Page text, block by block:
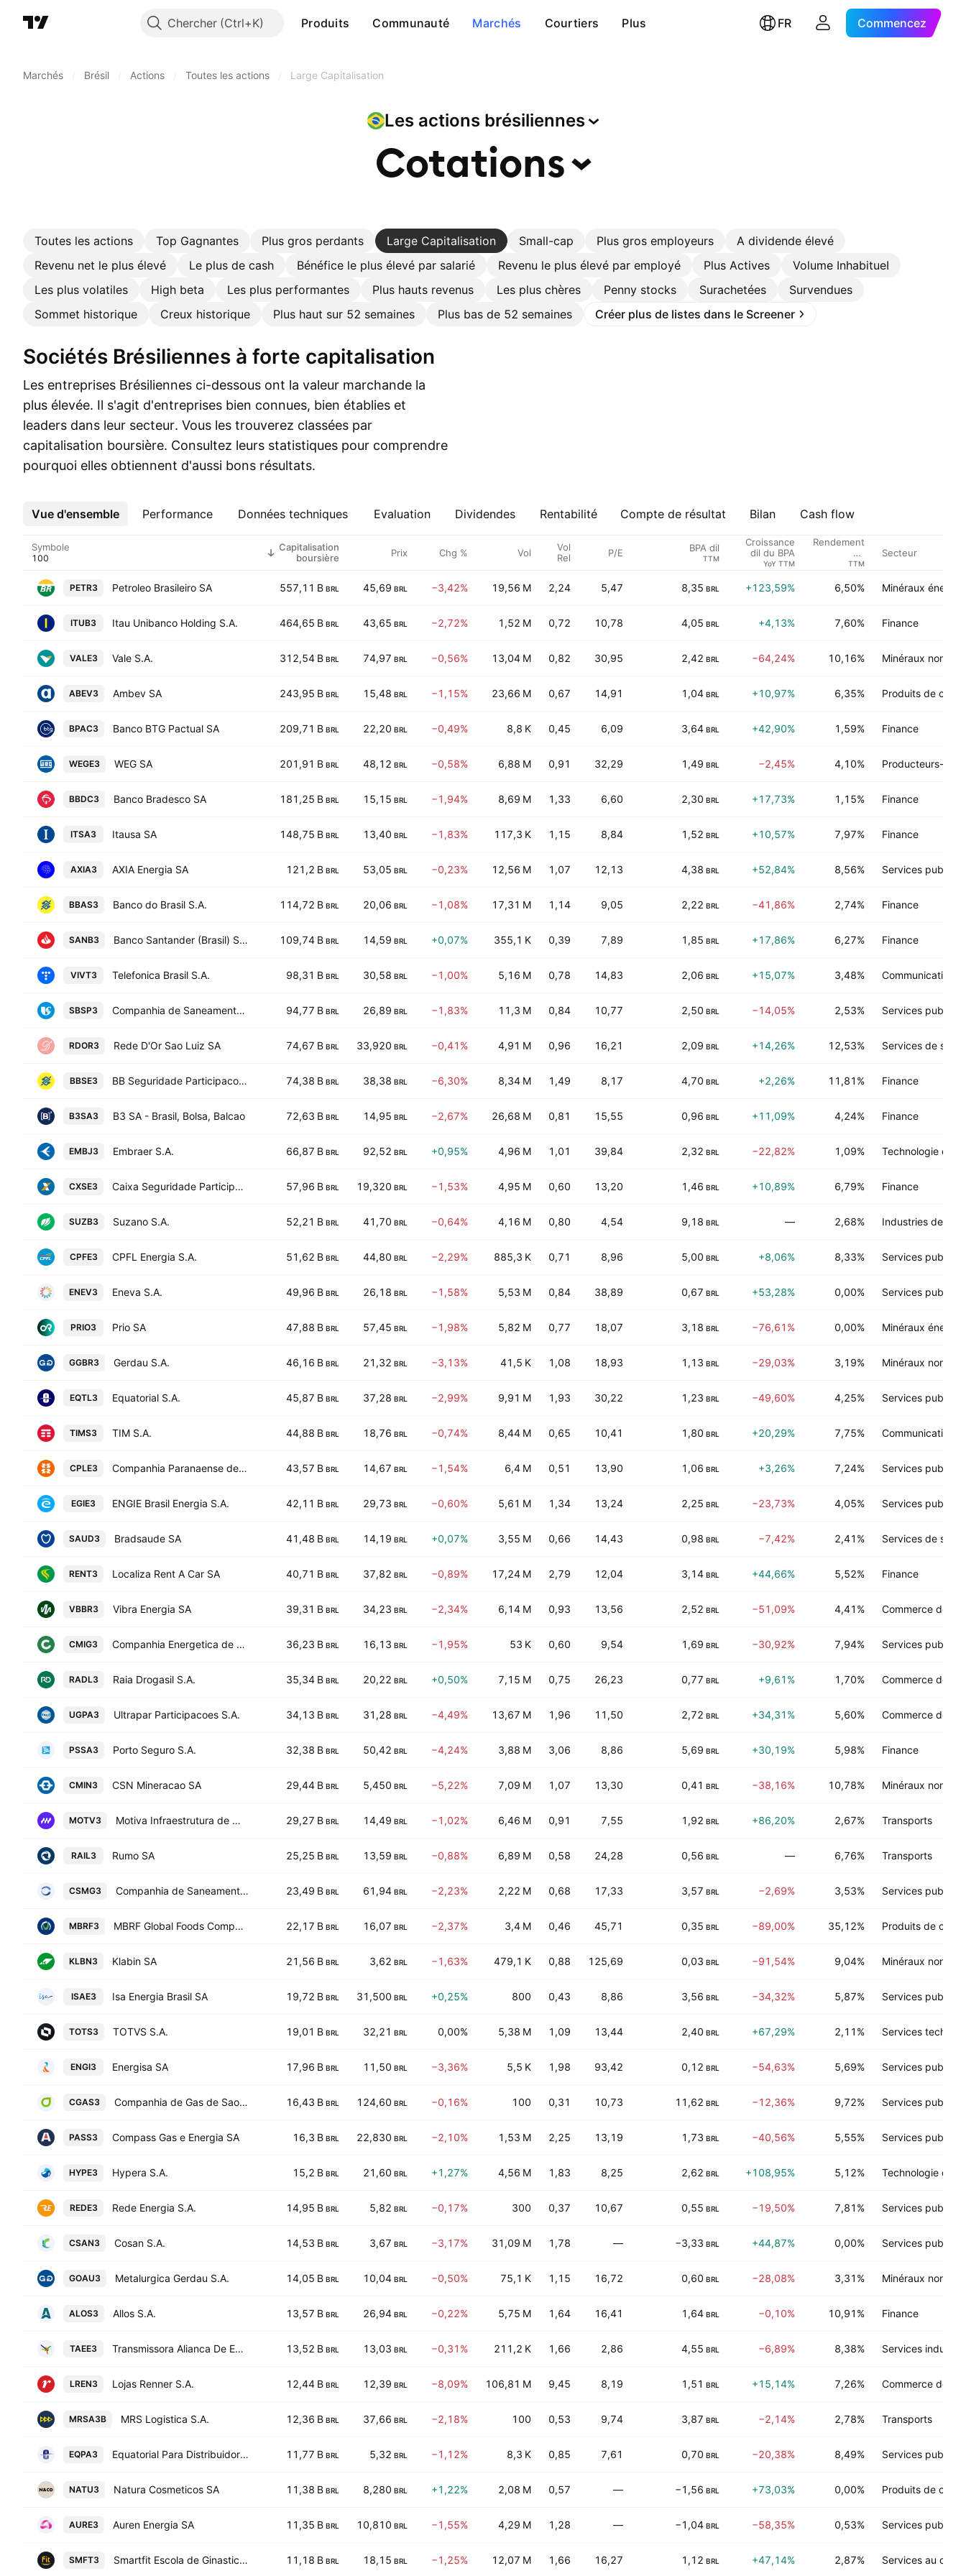
Chercher Produits Communauté Marchés Courtiers Plus FR Commencez
Marchés Brésil Actions Toutes les actions Large Capitalisation
Les actions brésiliennes
Cotations
Toutes les actions Top Gagnantes Plus gros perdants Large Capitalisation Small-cap Plus gros employeurs
A dividende élevé
Revenu net le plus élevé
Le plus de cash Bénéfice le plus élevé par salarié Revenu le plus élevé par employé Plus Actives
Volume InhabitueI
Les plus volatiles
High beta Les plus performantes Plus hauts revenus Les plus chères Penny stocks Surachetées
Survendues
Sommet historique
Creux historique Plus haut sur 52 semaines Plus bas de 52 semaines Créer plus de listes dans le Screener
Sociétés Brésiliennes à forte capitalisation
Les entreprises Brésiliennes ci-dessous ont la valeur marchande la
plus élevée. Il s'agit d'entreprises bien connues, bien établies et
leaders dans leur secteur. Vous les trouverez classées par
capitalisation boursière. Consultez leurs statistiques pour comprendre
pourquoi elles obtiennent d'aussi bons résultats.
Vue d'ensemble Performance Données techniques Evaluation Dividendes Rentabilité Compte de résultat Bilan Cash flow
Plus
Symbole
Capitalisation
boursière
Prix Chg % Vol
Vol
Rel
P/E BPA dil
TTM
Croissance
dil du BPA
YoY TTM
Rendement
du
Dividende %
TTM
Secteur
PETR3 Petroleo Brasileiro SA 557,11 B BRL 45,69 BRL −3,42% 19,56 M 2,24 5,47 8,35 BRL +123,59% 6,50% Minéraux
ITUB3 Itau Unibanco Holding S.A. 464,65 B BRL 43,65 BRL −2,72% 1,52 M 0,72 10,78 4,05 BRL +4,13% 7,60% Finance
VALE3 Vale S.A. 312,54 B BRL 74,97 BRL −0,56% 13,04 M 0,82 30,95 2,42 BRL −64,24% 10,16% Minéraux non-
ABEV3 Ambev SA 243,95 B BRL 15,48 BRL −1,15% 23,66 M 0,67 14,91 1,04 BRL +10,97% 6,35% Produits de
BPAC3 Banco BTG Pactual SA 209,71 B BRL 22,20 BRL −0,49% 8,8 K 0,45 6,09 3,64 BRL +42,90% 1,59% Finance
WEGE3 WEG SA 201,91 B BRL 48,12 BRL −0,58% 6,88 M 0,91 32,29 1,49 BRL −2,45% 4,10% Producteurs-
BBDC3 Banco Bradesco SA 181,25 B BRL 15,15 BRL −1,94% 8,69 M 1,33 6,60 2,30 BRL +17,73% 1,15% Finance
ITSA3 Itausa SA 148,75 B BRL 13,40 BRL −1,83% 117,3 K 1,15 8,84 1,52 BRL +10,57% 7,97% Finance
AXIA3 AXIA Energia SA 121,2 B BRL 53,05 BRL −0,23% 12,56 M 1,07 12,13 4,38 BRL +52,84% 8,56% Services publics
BBAS3 Banco do Brasil S.A. 114,72 B BRL 20,06 BRL −1,08% 17,31 M 1,14 9,05 2,22 BRL −41,86% 2,74% Finance
SANB3 Banco Santander (Brasil) S.A. 109,74 B BRL 14,59 BRL +0,07% 355,1 K 0,39 7,89 1,85 BRL +17,86% 6,27% Finance
VIVT3 Telefonica Brasil S.A. 98,31 B BRL 30,58 BRL −1,00% 5,16 M 0,78 14,83 2,06 BRL +15,07% 3,48% Communications
SBSP3 Companhia de Saneamento Basico do Estado de Sao Paulo SABESP 94,77 B BRL 26,89 BRL −1,83% 11,3 M 0,84 10,77 2,50 BRL −14,05% 2,53% Services publics
RDOR3 Rede D'Or Sao Luiz SA 74,67 B BRL 33,920 BRL −0,41% 4,91 M 0,96 16,21 2,09 BRL +14,26% 12,53% Services de santé
BBSE3 BB Seguridade Participacoes SA 74,38 B BRL 38,38 BRL −6,30% 8,34 M 1,49 8,17 4,70 BRL +2,26% 11,81% Finance
B3SA3 B3 SA - Brasil, Bolsa, Balcao 72,63 B BRL 14,95 BRL −2,67% 26,68 M 0,81 15,55 0,96 BRL +11,09% 4,24% Finance
EMBJ3 Embraer S.A. 66,87 B BRL 92,52 BRL +0,95% 4,96 M 1,01 39,84 2,32 BRL −22,82% 1,09% Technologie
CXSE3 Caixa Seguridade Participacoes SA 57,96 B BRL 19,320 BRL −1,53% 4,95 M 0,60 13,20 1,46 BRL +10,89% 6,79% Finance
SUZB3 Suzano S.A. 52,21 B BRL 41,70 BRL −0,64% 4,16 M 0,80 4,54 9,18 BRL — 2,68% Industries de
CPFE3 CPFL Energia S.A. 51,62 B BRL 44,80 BRL −2,29% 885,3 K 0,71 8,96 5,00 BRL +8,06% 8,33% Services publics
ENEV3 Eneva S.A. 49,96 B BRL 26,18 BRL −1,58% 5,53 M 0,84 38,89 0,67 BRL +53,28% 0,00% Services publics
PRIO3 Prio SA 47,88 B BRL 57,45 BRL −1,98% 5,82 M 0,77 18,07 3,18 BRL −76,61% 0,00% Minéraux
GGBR3 Gerdau S.A. 46,16 B BRL 21,32 BRL −3,13% 41,5 K 1,08 18,93 1,13 BRL −29,03% 3,19% Minéraux non-
EQTL3 Equatorial S.A. 45,87 B BRL 37,28 BRL −2,99% 9,91 M 1,93 30,22 1,23 BRL −49,60% 4,25% Services publics
TIMS3 TIM S.A. 44,88 B BRL 18,76 BRL −0,74% 8,44 M 0,65 10,41 1,80 BRL +20,29% 7,75% Communications
CPLE3 Companhia Paranaense de Energia 43,57 B BRL 14,67 BRL −1,54% 6,4 M 0,51 13,90 1,06 BRL +3,26% 7,24% Services publics
EGIE3 ENGIE Brasil Energia S.A. 42,11 B BRL 29,73 BRL −0,60% 5,61 M 1,34 13,24 2,25 BRL −23,73% 4,05% Services publics
SAUD3 Bradsaude SA 41,48 B BRL 14,19 BRL +0,07% 3,55 M 0,66 14,43 0,98 BRL −7,42% 2,41% Services de santé
RENT3 Localiza Rent A Car SA 40,71 B BRL 37,82 BRL −0,89% 17,24 M 2,79 12,04 3,14 BRL +44,66% 5,52% Finance
VBBR3 Vibra Energia SA 39,31 B BRL 34,23 BRL −2,34% 6,14 M 0,93 13,56 2,52 BRL −51,09% 4,41% Commerce de
CMIG3 Companhia Energetica de Minas Gerais SA 36,23 B BRL 16,13 BRL −1,95% 53 K 0,60 9,54 1,69 BRL −30,92% 7,94% Services publics
RADL3 Raia Drogasil S.A. 35,34 B BRL 20,22 BRL +0,50% 7,15 M 0,75 26,23 0,77 BRL +9,61% 1,70% Commerce de
UGPA3 Ultrapar Participacoes S.A. 34,13 B BRL 31,28 BRL −4,49% 13,67 M 1,96 11,50 2,72 BRL +34,31% 5,60% Commerce de
PSSA3 Porto Seguro S.A. 32,38 B BRL 50,42 BRL −4,24% 3,88 M 3,06 8,86 5,69 BRL +30,19% 5,98% Finance
CMIN3 CSN Mineracao SA 29,44 B BRL 5,450 BRL −5,22% 7,09 M 1,07 13,30 0,41 BRL −38,16% 10,78% Minéraux non-
MOTV3 Motiva Infraestrutura de Mobilidade SA 29,27 B BRL 14,49 BRL −1,02% 6,46 M 0,91 7,55 1,92 BRL +86,20% 2,67% Transports
RAIL3 Rumo SA 25,25 B BRL 13,59 BRL −0,88% 6,89 M 0,58 24,28 0,56 BRL — 6,76% Transports
CSMG3 Companhia de Saneamento de Minas Gerais 23,49 B BRL 61,94 BRL −2,23% 2,22 M 0,68 17,33 3,57 BRL −2,69% 3,53% Services publics
MBRF3 MBRF Global Foods Company S.A. 22,17 B BRL 16,07 BRL −2,37% 3,4 M 0,46 45,71 0,35 BRL −89,00% 35,12% Produits de
KLBN3 Klabin SA 21,56 B BRL 3,62 BRL −1,63% 479,1 K 0,88 125,69 0,03 BRL −91,54% 9,04% Minéraux non-
ISAE3 Isa Energia Brasil SA 19,72 B BRL 31,500 BRL +0,25% 800 0,43 8,86 3,56 BRL −34,32% 5,87% Services publics
TOTS3 TOTVS S.A. 19,01 B BRL 32,21 BRL 0,00% 5,38 M 1,09 13,44 2,40 BRL +67,29% 2,11% Services
ENGI3 Energisa SA 17,96 B BRL 11,50 BRL −3,36% 5,5 K 1,98 93,42 0,12 BRL −54,63% 5,69% Services publics
CGAS3 Companhia de Gas de Sao Paulo - COMGAS 16,43 B BRL 124,60 BRL −0,16% 100 0,31 10,73 11,62 BRL −12,36% 9,72% Services publics
PASS3 Compass Gas e Energia SA 16,3 B BRL 22,830 BRL −2,10% 1,53 M 2,25 13,19 1,73 BRL −40,56% 5,55% Services publics
HYPE3 Hypera S.A. 15,2 B BRL 21,60 BRL +1,27% 4,56 M 1,83 8,25 2,62 BRL +108,95% 5,12% Technologie de
REDE3 Rede Energia S.A. 14,95 B BRL 5,82 BRL −0,17% 300 0,37 10,67 0,55 BRL −19,50% 7,81% Services publics
CSAN3 Cosan S.A. 14,53 B BRL 3,67 BRL −3,17% 31,09 M 1,78 — −3,33 BRL +44,87% 0,00% Services publics
GOAU3 Metalurgica Gerdau S.A. 14,05 B BRL 10,04 BRL −0,50% 75,1 K 1,15 16,72 0,60 BRL −28,08% 3,31% Minéraux non-
ALOS3 Allos S.A. 13,57 B BRL 26,94 BRL −0,22% 5,75 M 1,64 16,41 1,64 BRL −0,10% 10,91% Finance
TAEE3 Transmissora Alianca De Energia Eletrica S.A. 13,52 B BRL 13,03 BRL −0,31% 211,2 K 1,66 2,86 4,55 BRL −6,89% 8,38% Services
LREN3 Lojas Renner S.A. 12,44 B BRL 12,39 BRL −8,09% 106,81 M 9,45 8,19 1,51 BRL +15,14% 7,26% Commerce de
MRSA3B MRS Logistica S.A. 12,36 B BRL 37,66 BRL −2,18% 100 0,53 9,74 3,87 BRL −2,14% 2,78% Transports
EQPA3 Equatorial Para Distribuidora de Energia SA 11,77 B BRL 5,32 BRL −1,12% 8,3 K 0,85 7,61 0,70 BRL −20,38% 8,49% Services publics
NATU3 Natura Cosmeticos SA 11,38 B BRL 8,280 BRL +1,22% 2,08 M 0,57 — −1,56 BRL +73,03% 0,00% Produits de
AURE3 Auren Energia SA 11,35 B BRL 10,810 BRL −1,55% 4,29 M 1,28 — −1,04 BRL −58,35% 0,53% Services publics
SMFT3 Smartfit Escola de Ginastica e Danca SA 11,18 B BRL 18,15 BRL −1,25% 12,07 M 1,66 16,27 1,12 BRL +47,14% 2,87% Services au